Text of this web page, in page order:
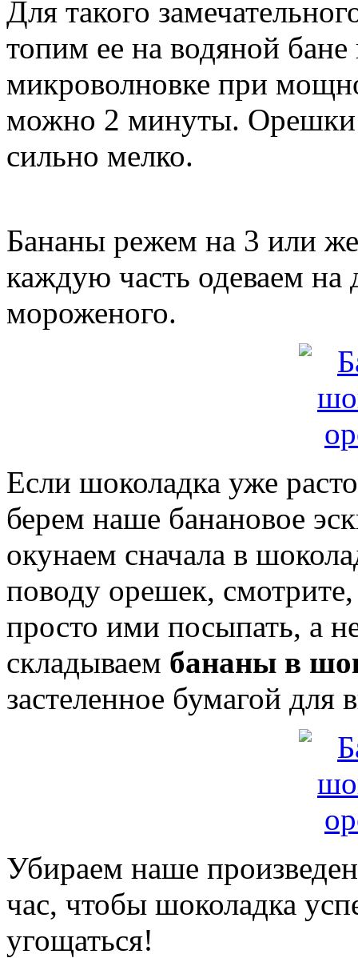
Для такого
топим ее на водяной
микроволновке при
можно 2 минуты. Орешки
сильно мелко.
Бананы режем на 3 или
каждую часть одеваем на
мороженого.
Если шоколадка уже
берем наше банановое
окунаем сначала в
поводу орешек,
просто ими посыпать, а
складываем бананы в
застеленное бумагой для
Убираем наше
час, чтобы шоколадка
угощаться!